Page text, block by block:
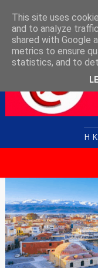
Η
This site uses
and to analyze
shared with Google
metrics to ensure
statistics, and to